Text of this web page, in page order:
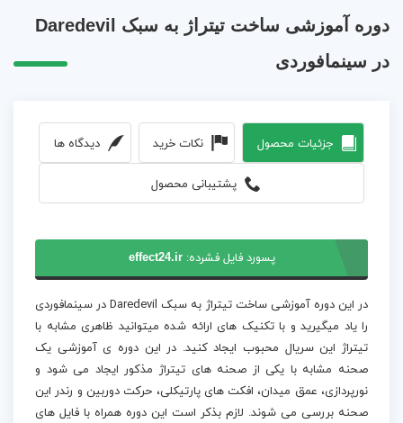
دوره آموزشی ساخت تیتراژ به سبک Daredevil
در سینمافوردی
جزئیات محصول نکات خرید دیدگاه ها
پشتیبانی محصول
پسورد فایل فشرده:effect24.ir
در این دوره آموزشی ساخت تیتراژ به سبک Daredevil در سینمافوردی
را یاد میگیرید و با تکنیک های ارائه شده میتوانید ظاهری مشابه با
تیتراژ این سریال محبوب ایجاد کنید. در این دوره ی آموزشی یک
صحنه مشابه با یکی از صحنه های تیتراژ مذکور ایجاد می شود و
نورپردازی، عمق میدان، افکت های پارتیکلی، حرکت دوربین و رندر این
صحنه بررسی می شوند. لازم بذکر است این دوره همراه با فایل های